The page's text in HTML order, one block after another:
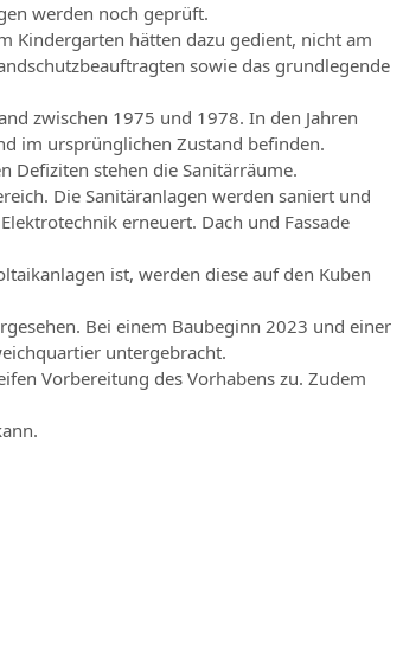
werden noch geprüft.
Kindergarten hätten dazu gedient, nicht am
sowie das grundlegende
zwischen 1975 und 1978. In den Jahren
im ursprünglichen Zustand befinden.
Defiziten stehen die Sanitärräume.
Die Sanitäranlagen werden saniert und
erneuert. Dach und Fassade
ist, werden diese auf den Kuben
Bei einem Baubeginn 2023 und einer
untergebracht.
Vorbereitung des Vorhabens zu. Zudem